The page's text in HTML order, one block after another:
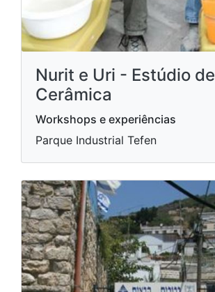
Nurit e Uri - Estúdio de
Cerâmica
Workshops e experiências
Parque Industrial Tefen